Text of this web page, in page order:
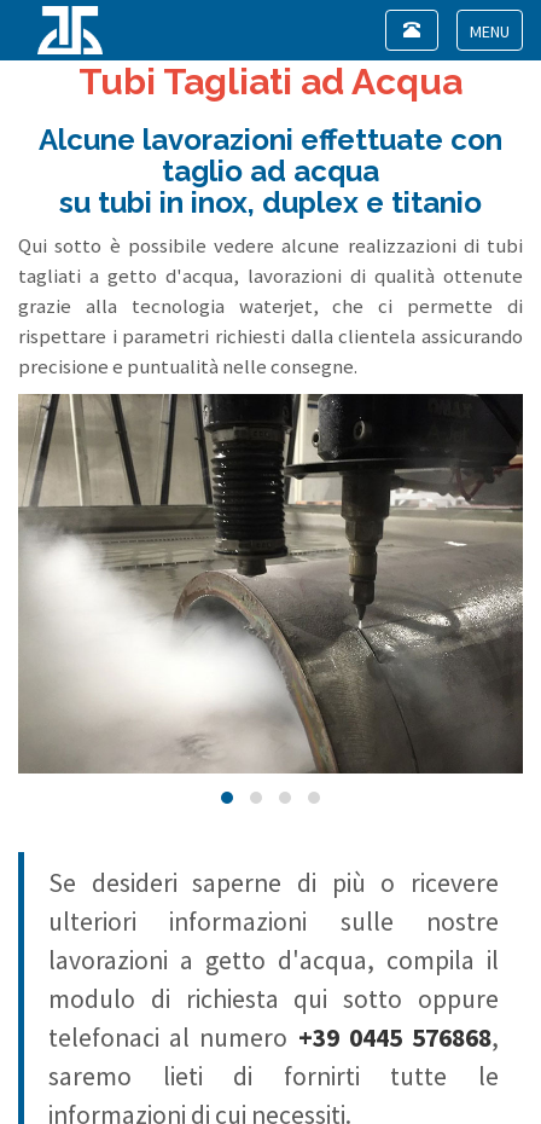
Toggle
Toggle
navigation
Tubi Tagliati ad Acqua
Alcune lavorazioni effettuate con
taglio ad acqua
su tubi in inox, duplex e titanio
Qui sotto è possibile vedere alcune realizzazioni di tubi
tagliati a getto d'acqua, lavorazioni di qualità ottenute
grazie alla tecnologia waterjet, che ci permette di
rispettare i parametri richiesti dalla clientela assicurando
precisione e puntualità nelle consegne.
Se desideri saperne di più o ricevere
ulteriori informazioni sulle nostre
lavorazioni a getto d'acqua, compila il
modulo di richiesta qui sotto oppure
telefonaci al numero +39 0445 576868,
saremo lieti di fornirti tutte le
informazioni di cui necessiti.